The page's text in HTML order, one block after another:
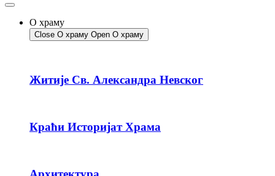
О храму
Close О храму Open О храму
Житије Св. Александра Невског
Краћи Историјат Храма